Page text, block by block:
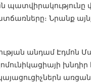
պատվիրակությունը
Նրանք
անդամ Էդմոն